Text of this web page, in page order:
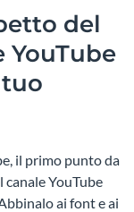
del
YouTube
il primo punto da
YouTube
ai font e ai